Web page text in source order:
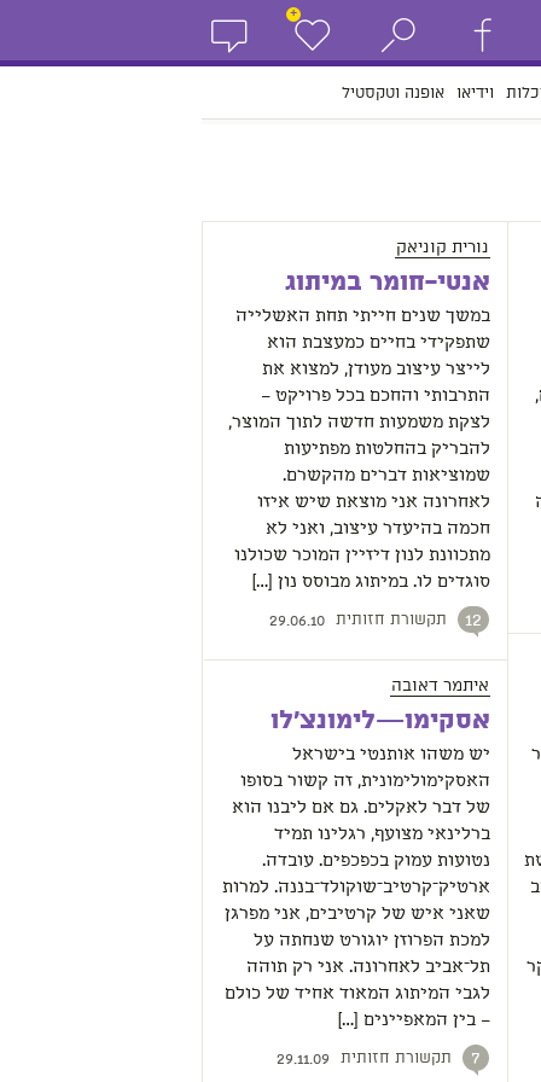
+
וידיאו אופנה וטקסטיל
נורית קוניאק
אנטי-חומר במיתוג
במשך שנים חייתי תחת האשלייה
שתפקידי בחיים כמעצבת הוא
לייצר עיצוב מעודן, למצוא את
התרבותי והחכם בכל פרויקט –
לצקת משמעות חדשה לתוך המוצר,
להבריק בהחלטות מפתיעות
שמוציאות דברים מהקשרם.
לאחרונה אני מוצאת שיש איזו
חכמה בהיעדר עיצוב, ואני לא
מתכוונת לנון דיזיין המוכר שכולנו
סוגדים לו. במיתוג מבוסס נון […]
12 תקשורת חזותית 29.06.10
איתמר דאובה
אסקימו—לימונצ'לו
יש משהו אותנטי בישראל
האסקימולימונית, זה קשור בסופו
של דבר לאקלים. גם אם ליבנו הוא
ברלינאי מצועף, רגלינו תמיד
נטועות עמוק בכפכפים. עובדה.
ארטיק־קרטיב־שוקולד־בננה. למרות
שאני איש של קרטיבים, אני מפרגן
למכת הפרוזן יוגורט שנחתה על
תל־אביב לאחרונה. אני רק תוהה
לגבי המיתוג המאוד אחיד של כולם
– בין המאפיינים […]
7 תקשורת חזותית 29.11.09